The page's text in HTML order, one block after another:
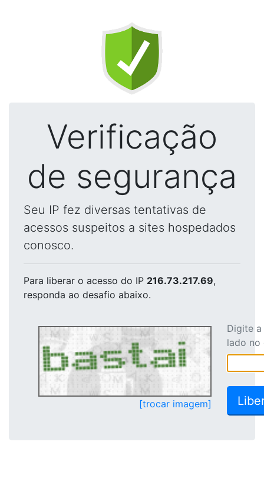
Verificação
de segurança
Seu IP fez diversas tentativas de
acessos suspeitos a sites hospedados
conosco.
Para liberar o acesso do IP 216.73.217.69,
responda ao desafio abaixo.
[trocar imagem]
Digite
lado no